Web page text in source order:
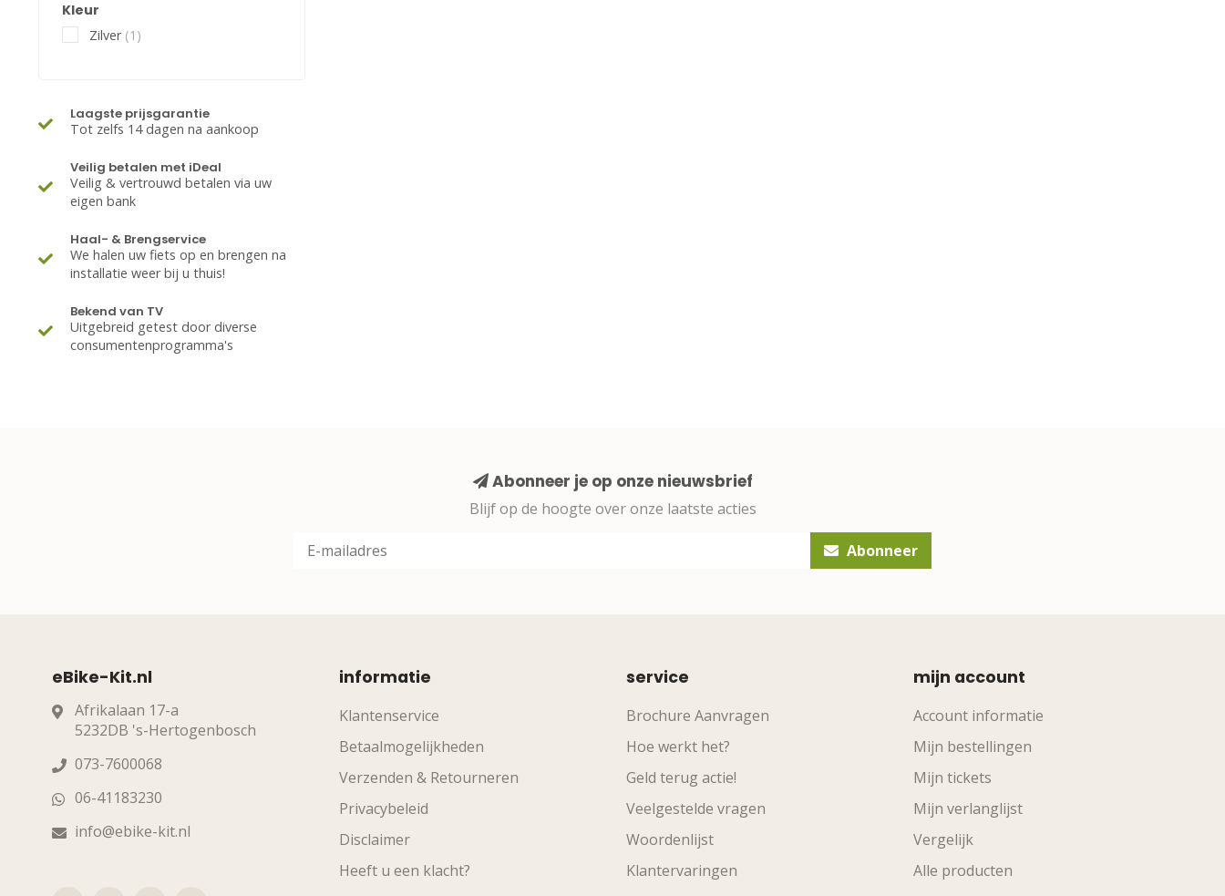
Kleur
Zilver (1)
Laagste prijsgarantie
Tot zelfs 14 dagen na aankoop
Veilig betalen met iDeal
Veilig & vertrouwd betalen via uw
eigen bank
Haal- & Brengservice
We halen uw fiets op en brengen na
installatie weer bij u thuis!
Bekend van TV
Uitgebreid getest door diverse
consumentenprogramma's
Abonneer je op onze nieuwsbrief
Blijf op de hoogte over onze laatste acties
Abonneer
eBike-Kit.nl
Afrikalaan 17-a
5232DB 's-Hertogenbosch
073-7600068
06-41183230
info@ebike-kit.nl
informatie
Klantenservice
Betaalmogelijkheden
Verzenden & Retourneren
Privacybeleid
Disclaimer
Heeft u een klacht?
service
Brochure Aanvragen
Hoe werkt het?
Geld terug actie!
Veelgestelde vragen
Woordenlijst
Klantervaringen
mijn account
Account informatie
Mijn bestellingen
Mijn tickets
Mijn verlanglijst
Vergelijk
Alle producten